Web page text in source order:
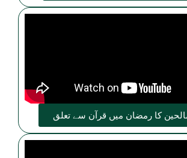
کا رمضان میں قرآن سے تعلق